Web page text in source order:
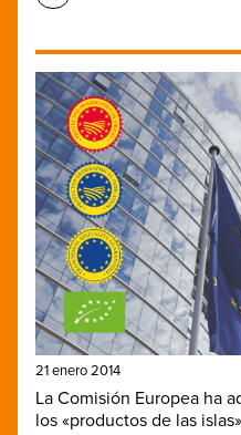
21 enero 2014
La Comisión Europea ha
los «productos de las islas»